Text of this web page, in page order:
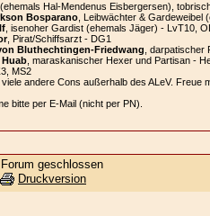
Hal-Mendenus Eisbergersen),
Bosparano, Leibwächter & Gardeweibel
, isenoher Gardist (ehemals Jäger) - LvT10,
, Pirat/Schiffsarzt - DG1
Bluthechtingen-Friedwang , darpatischer
, maraskanischer Hexer und Partisan -
MS2
viele andere Cons außerhalb des ALeV.
bitte per E-Mail (nicht per PN).
geschlossen
Druckversion